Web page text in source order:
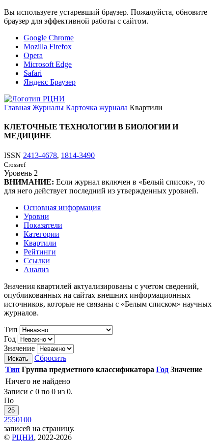
Вы используете устаревший браузер. Пожалуйста, обновите
браузер для эффективной работы с сайтом.
Google Chrome
Mozilla Firefox
Opera
Microsoft Edge
Safari
Яндекс Браузер
Главная Журналы Карточка журнала Квартили
КЛЕТОЧНЫЕ ТЕХНОЛОГИИ В БИОЛОГИИ И
МЕДИЦИНЕ
ISSN 2413-4678, 1814-3490
Crossref
Уровень 2
ВНИМАНИЕ: Если журнал включен в «Белый список», то
для него действует последний из утвержденных уровней.
Основная информация
Уровни
Показатели
Категории
Квартили
Рейтинги
Ссылки
Анализ
Значения квартилей актуализированы с учетом сведений,
опубликованных на сайтах внешних информационных
источников, которые не связаны с «Белым списком» научных
журналов.
Тип
Год
Значение
Искать
Сбросить
Тип Группа предметного классификатора Год Значение
Ничего не найдено
Записи с 0 по 0 из 0.
По
25
2550100
записей на страницу.
© РЦНИ, 2022-2026